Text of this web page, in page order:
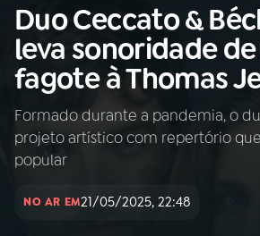
Buscar
na
Rádio
MEC
Buscar
Início
Duo Ceccato &
leva sonoridade
fagote à Thomas
Formado durante a pandemia, o
projeto artístico com repertório
popular
NO AR EM21/05/2025, 22:48